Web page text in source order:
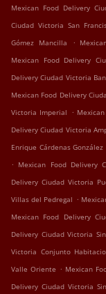
Mexican Food Delivery
Ciudad Victoria San
Gómez Mancilla
.
Mexican Food Delivery
Delivery Ciudad Victoria
Mexican Food Delivery
Victoria Imperial .
Delivery Ciudad Victoria
Enrique Cárdenas González
. Mexican Food Delivery
Delivery Ciudad Victoria
Villas del Pedregal .
Mexican Food Delivery
Delivery Ciudad Victoria
Victoria Conjunto
Valle Oriente . Mexican
Delivery Ciudad Victoria